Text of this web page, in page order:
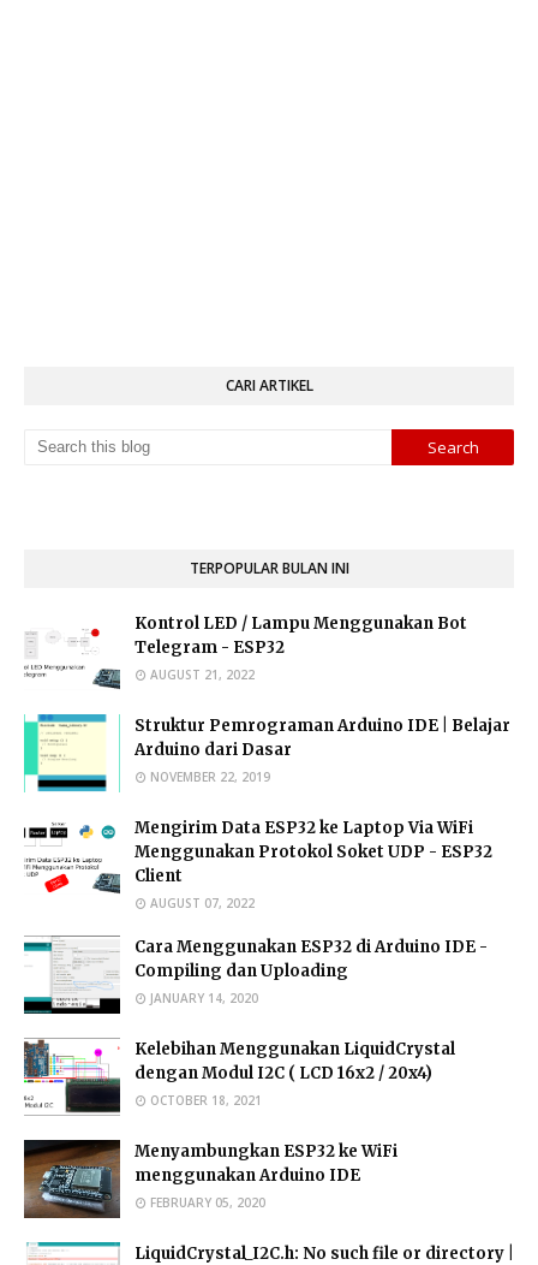
CARI ARTIKEL
TERPOPULAR BULAN INI
Kontrol LED / Lampu Menggunakan Bot
Telegram - ESP32
AUGUST 21, 2022
Struktur Pemrograman Arduino IDE | Belajar
Arduino dari Dasar
NOVEMBER 22, 2019
Mengirim Data ESP32 ke Laptop Via WiFi
Menggunakan Protokol Soket UDP - ESP32
Client
AUGUST 07, 2022
Cara Menggunakan ESP32 di Arduino IDE -
Compiling dan Uploading
JANUARY 14, 2020
Kelebihan Menggunakan LiquidCrystal
dengan Modul I2C ( LCD 16x2 / 20x4)
OCTOBER 18, 2021
Menyambungkan ESP32 ke WiFi
menggunakan Arduino IDE
FEBRUARY 05, 2020
LiquidCrystal_I2C.h: No such file or directory |